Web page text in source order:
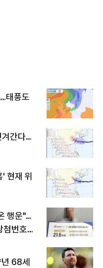
태풍도
겨간다…
현재 위
행운"…
번호조
68세